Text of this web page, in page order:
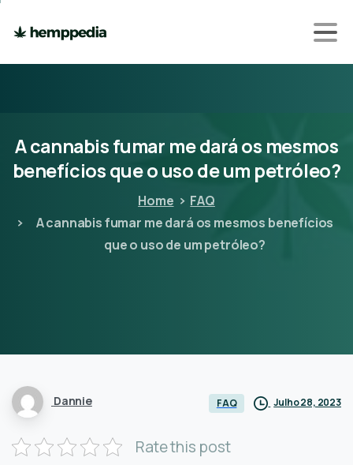
Acannabisfumar medaráos mesmos
benefíciosqueousodeum petróleo?
Home
FAQ
A cannabis fumar me dará os mesmos benefícios
que o uso de um petróleo?
Dannie FAQ Julho 28, 2023
Rate this post